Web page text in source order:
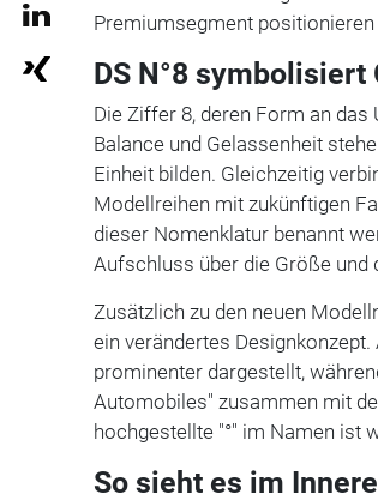
Premiumsegment positionieren
DS N°8 symbolisiert
Die Ziffer 8, deren Form an
Balance und Gelassenheit
Einheit bilden. Gleichzeitig
Modellreihen mit zukünftigen
dieser Nomenklatur benannt
Aufschluss über die Größe und
Zusätzlich zu den neuen
ein verändertes
prominenter dargestellt,
Automobiles" zusammen mit
hochgestellte "°" im Namen ist
So sieht es im